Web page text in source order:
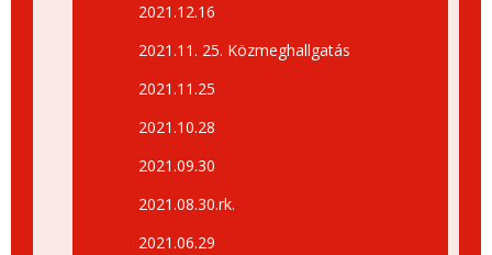
2021.12.16
2021.11. 25. Közmeghallgatás
2021.11.25
2021.10.28
2021.09.30
2021.08.30.rk.
2021.06.29